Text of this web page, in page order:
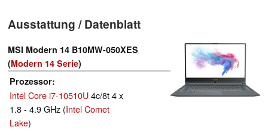
Ausstattung / Datenblatt
MSI Modern 14 B10MW-050XES
(Modern 14 Serie)
Prozessor
Intel Core i7-10510U4c/8t 4 x
1.8 - 4.9 GHz (Intel Comet
Lake)